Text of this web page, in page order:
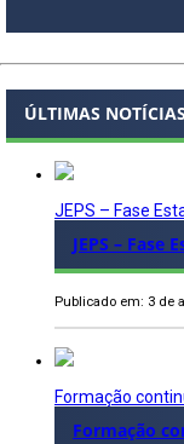
ÚLTIMAS NOTÍCIAS
JEPS – Fase
JEPS – Fase
Publicado em: 3 de
Formação
Formação